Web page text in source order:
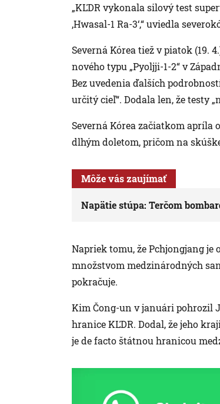
„KĽDR vykonala silový test
‚Hwasal-1 Ra-3‘,“ uviedla
Severná Kórea tiež v piatok
nového typu „Pyoljji-1-2“ v
Bez uvedenia ďalších
určitý cieľ“. Dodala len, že testy
Severná Kórea začiatkom apríla
dlhým doletom, pričom na
Môže vás zaujímať
Napätie stúpa: Terčom
Napriek tomu, že Pchjongjang je
množstvom medzinárodných
pokračuje.
Kim Čong-un v januári pohrozil
hranice KĽDR. Dodal, že jeho
je de facto štátnou hranicou